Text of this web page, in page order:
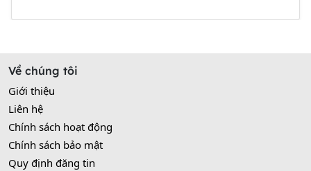
Về chúng tôi
Giới thiệu
Liên hệ
Chính sách hoạt động
Chính sách bảo mật
Quy định đăng tin